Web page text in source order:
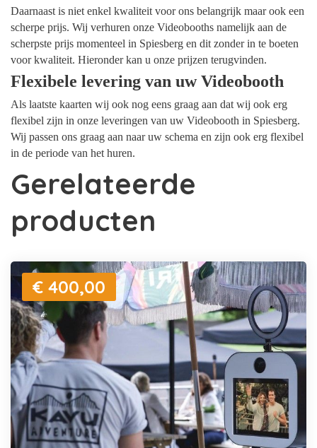
Daarnaast is niet enkel kwaliteit voor ons belangrijk maar ook een
scherpe prijs. Wij verhuren onze Videobooths namelijk aan de
scherpste prijs momenteel in Spiesberg en dit zonder in te boeten
voor kwaliteit. Hieronder kan u onze prijzen terugvinden.
Flexibele levering van uw Videobooth
Als laatste kaarten wij ook nog eens graag aan dat wij ook erg
flexibel zijn in onze leveringen van uw Videobooth in Spiesberg.
Wij passen ons graag aan naar uw schema en zijn ook erg flexibel
in de periode van het huren.
Gerelateerde
producten
€ 400,00